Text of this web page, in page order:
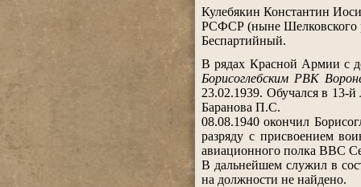
Кулебякин Константин
РСФСР (ныне Шелковского
Беспартийный.
В рядах Красной Армии с
Борисоглебским РВК
23.02.1939. Обучался в 13-
Баранова П.С.
08.08.1940 окончил
разряду с присвоением
авиационного полка ВВС
В дальнейшем служил в
на должности не найдено.